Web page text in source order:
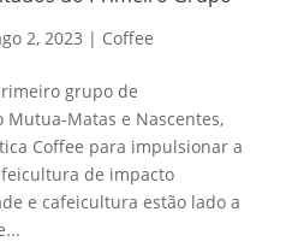
2, 2023 | Coffee
grupo de
Matas e Nascentes,
Coffee para impulsionar a
de impacto
e cafeicultura estão lado a